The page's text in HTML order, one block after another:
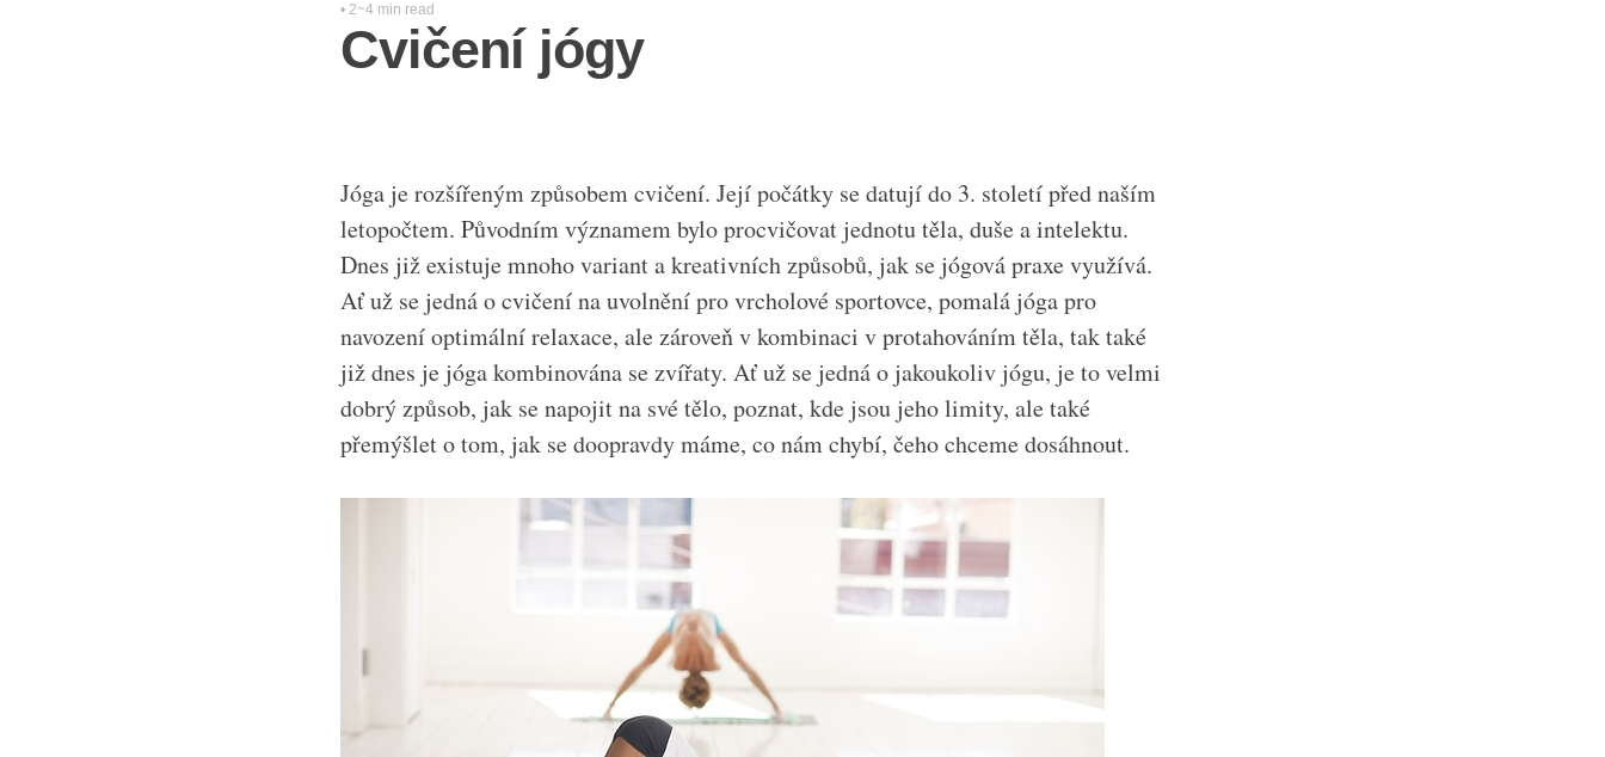
• 2~4 min read
Cvičení jógy
Jóga je rozšířeným způsobem cvičení. Její počátky se datují do 3. století před naším
letopočtem. Původním významem bylo procvičovat jednotu těla, duše a intelektu.
Dnes již existuje mnoho variant a kreativních způsobů, jak se jógová praxe využívá.
Ať už se jedná o cvičení na uvolnění pro vrcholové sportovce, pomalá jóga pro
navození optimální relaxace, ale zároveň v kombinaci v protahováním těla, tak také
již dnes je jóga kombinována se zvířaty. Ať už se jedná o jakoukoliv jógu, je to velmi
dobrý způsob, jak se napojit na své tělo, poznat, kde jsou jeho limity, ale také
přemýšlet o tom, jak se doopravdy máme, co nám chybí, čeho chceme dosáhnout.